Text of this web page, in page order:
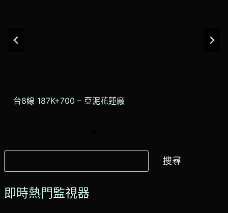
台8線 187K+700 – 亞泥花蓮廠
尋
搜尋
即時熱門監視器